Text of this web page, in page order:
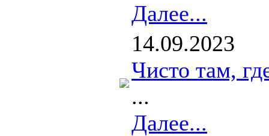
Далее...
14.09.2023
Чисто там,
...
Далее...